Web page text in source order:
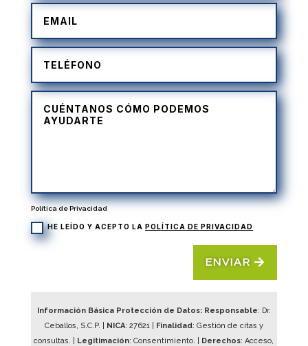
Política de Privacidad
HE LEÍDO Y ACEPTO LA POLÍTICA DE PRIVACIDAD
ENVIAR
Información Básica Protección de Datos: Responsable: Dr.
Ceballos, S.C.P. |
NICA: 27621| Finalidad: Gestión de citas y
consultas. |
Legitimación: Consentimiento. | Derechos: Acceso,